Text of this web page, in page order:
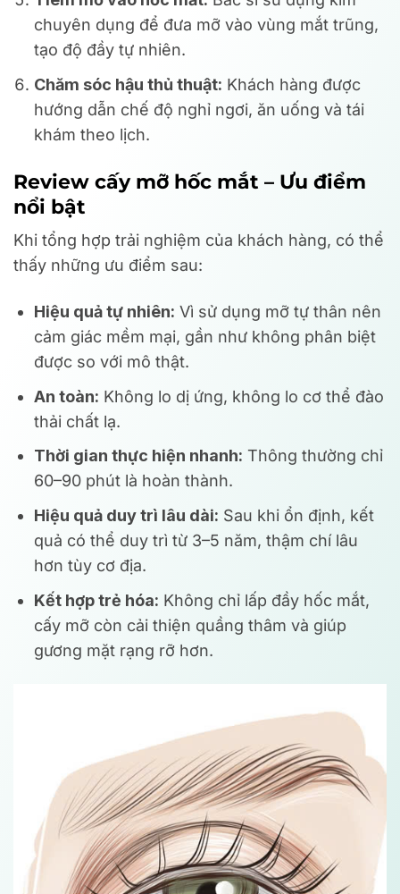
chuyên dụng để đưa mỡ vào vùng mắt trũng,
tạo độ đầy tự nhiên.
Chăm sóc hậu thủ thuật: Khách hàng được
hướng dẫn chế độ nghỉ ngơi, ăn uống và tái
khám theo lịch.
Review cấy mỡ hốc mắt – Ưu điểm
nổi bật
Khi tổng hợp trải nghiệm của khách hàng, có thể
thấy những ưu điểm sau:
Hiệu quả tự nhiên: Vì sử dụng mỡ tự thân nên
cảm giác mềm mại, gần như không phân biệt
được so với mô thật.
An toàn: Không lo dị ứng, không lo cơ thể đào
thải chất lạ.
Thời gian thực hiện nhanh: Thông thường chỉ
60–90 phút là hoàn thành.
Hiệu quả duy trì lâu dài: Sau khi ổn định, kết
quả có thể duy trì từ 3–5 năm, thậm chí lâu
hơn tùy cơ địa.
Kết hợp trẻ hóa: Không chỉ lấp đầy hốc mắt,
cấy mỡ còn cải thiện quầng thâm và giúp
gương mặt rạng rỡ hơn.